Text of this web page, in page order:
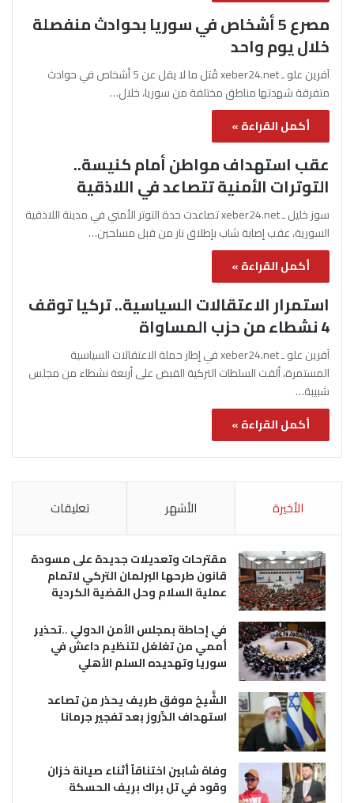
مصرع 5 أشخاص في سوريا بحوادث منفصلة
خلال يوم واحد
آفرين علو ـ xeber24.net قُتل ما لا يقل عن 5 أشخاص في حوادث
متفرقة شهدتها مناطق مختلفة من سوريا، خلال…
أكمل القراءة »
عقب استهداف مواطن أمام كنيسة..
التوترات الأمنية تتصاعد في اللاذقية
سوز خليل ـ xeber24.net تصاعدت حدة التوتر الأمني في مدينة اللاذقية
السورية، عقب إصابة شاب بإطلاق نار من قبل مسلحين…
أكمل القراءة »
استمرار الاعتقالات السياسية.. تركيا توقف
4 نشطاء من حزب المساواة
آفرين علو ـ xeber24.net في إطار حملة الاعتقالات السياسية
المستمرة، ألقت السلطات التركية القبض على أربعة نشطاء من مجلس
شبيبة…
أكمل القراءة »
الأخيرة الأشهر تعليقات
مقترحات وتعديلات جديدة على مسودة
قانون طرحها البرلمان التركي لاتمام
عملية السلام وحل القضية الكردية
في إحاطة بمجلس الأمن الدولي ..تحذير
أممي من تغلغل لتنظيم داعش في
سوريا وتهديده السلم الأهلي
الشَّيخ موفق طريف يحذر من تصاعد
استهداف الدَّروز بعد تفجير جرمانا
وفاة شابين اختناقاً أثناء صيانة خزان
وقود في تل براك بريف الحسكة